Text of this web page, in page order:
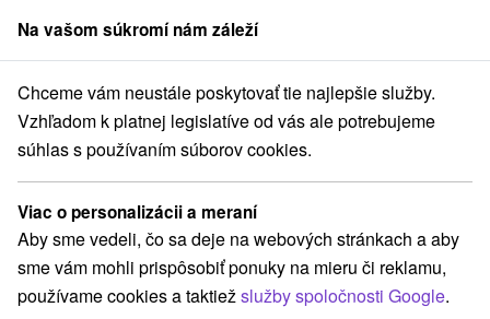
člen skupinySorger
Pobyty na Slovensku Jesenné pobyty Banskobystrický kraj
Jesenné pobyty v
Banskobystrickom kraji
Kategórie
Všetky kategórie
Pobyty so zľavou(27)
Na vašom súkromí nám záleží
Chceme vám neustále poskytovať tie najlepšie služby.
Vzhľadom k platnej legislatíve od vás ale potrebujeme
súhlas s používaním súborov cookies.
Viac o personalizácii a meraní
Aby sme vedeli, čo sa deje na webových stránkach a aby
sme vám mohli prispôsobiť ponuky na mieru či reklamu,
používame cookies a taktiežslužby spoločnosti Google.